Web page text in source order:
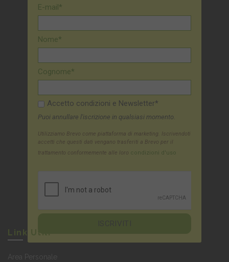
E-mail*
Nome*
Cognome*
Accetto condizioni e Newsletter*
Puoi annullare l'iscrizione in qualsiasi momento.
Utilizziamo Brevo come piattaforma di marketing. Iscrivendoti
accetti che questi dati vengano trasferiti a Brevo per il
trattamento conformemente alle loro condizioni d'uso
Link Utili
Area Personale